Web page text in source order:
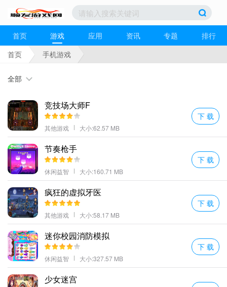
首页 游戏 应用 资讯 专题
排行
首页
手机游戏
全部
竞技场大师F
其他游戏 大小:62.57 MB
下 载
节奏枪手
休闲益智 大小:160.71 MB
下 载
疯狂的虚拟牙医
其他游戏 大小:58.17 MB
下 载
迷你校园消防模拟
休闲益智 大小:327.57 MB
下 载
少女迷宫